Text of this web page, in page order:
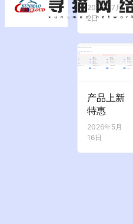
2026年7月
2日
产品上新
特惠
2026年5月
16日